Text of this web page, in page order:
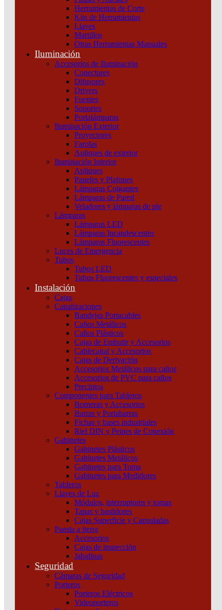
Herramientas de Corte
Kits de Herramientas
Llaves
Martillos
Otras Herramientas Manuales
Iluminación
Accesorios de Iluminación
Conectores
Difusores
Drivers
Fuentes
Soportes
Portalámparas
Iluminación Exterior
Proyectores
Farolas
Apliques de exterior
Iluminación Interior
Apliques
Paneles y Plafones
Lámparas Colgantes
Lámparas de Pared
Veladores y lámparas de pie
Lámparas
Lámparas LED
Lámparas Incandescentes
Lámparas Fluorescentes
Luces de Emergencia
Tubos
Tubos LED
Tubos Fluorescentes y especiales
Instalación
Cajas
Canalizaciones
Bandejas Portacables
Caños Metálicos
Caños Plásticos
Cajas de Embutir y Accesorios
Cablecanal y Accesorios
Cajas de Derivación
Accesorios Metálicos para caños
Accesorios de PVC para caños
Precintos
Componentes para Tableros
Borneras y Accesorios
Barras y Portabarras
Fichas y bases industriales
Riel DIN y Peines de Conexión
Gabinetes
Gabinetes Plásticos
Gabinetes Metálicos
Gabinetes para Toma
Gabinetes para Medidores
Tableros
Llaves de Luz
Módulos, interruptores y tomas
Tapas y bastidores
Cajas Superficie y Capsuladas
Puesta a tierra
Accesorios
Cajas de inspección
Jabalinas
Seguridad
Cámaras de Seguridad
Porteros
Porteros Eléctricos
Videoporteros
AC200-240V CALIDO 2700K 25º
Lámparas LEDSKU:
AR111 PVC 15W Blanca GU10, 40.000 horas de vida útil
AR111 MACROLED ECO BLANCO 15W GU10 AC200-240V
CALIDO 2700K 25º cantidad
Descripción
Productos relacionados